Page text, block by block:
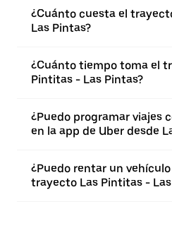
¿Cuánto cuesta el
Las Pintas?
¿Cuánto tiempo toma el
Pintitas - Las Pintas?
¿Puedo programar viajes
en la app de Uber desde
¿Puedo rentar un
trayecto Las Pintitas -